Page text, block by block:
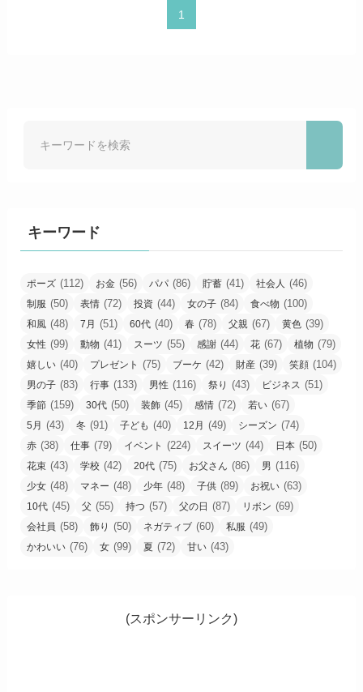
1
キーワード
ポーズ (112) お金 (56) パパ (86) 貯蓄 (41) 社会人 (46)
制服 (50) 表情 (72) 投資 (44) 女の子 (84) 食べ物 (100)
和風 (48) 7月 (51) 60代 (40) 春 (78) 父親 (67) 黄色 (39)
女性 (99) 動物 (41) スーツ (55) 感謝 (44) 花 (67) 植物 (79)
嬉しい (40) プレゼント (75) ブーケ (42) 財産 (39) 笑顔 (104)
男の子 (83) 行事 (133) 男性 (116) 祭り (43) ビジネス (51)
季節 (159) 30代 (50) 装飾 (45) 感情 (72) 若い (67)
5月 (43) 冬 (91) 子ども (40) 12月 (49) シーズン (74)
赤 (38) 仕事 (79) イベント (224) スイーツ (44) 日本 (50)
花束 (43) 学校 (42) 20代 (75) お父さん (86) 男 (116)
少女 (48) マネー (48) 少年 (48) 子供 (89) お祝い (63)
10代 (45) 父 (55) 持つ (57) 父の日 (87) リボン (69)
会社員 (58) 飾り (50) ネガティブ (60) 私服 (49)
かわいい (76) 女 (99) 夏 (72) 甘い (43)
(スポンサーリンク)